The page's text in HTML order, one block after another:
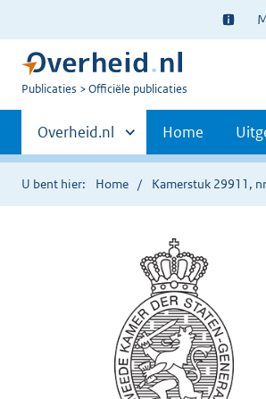
Ter
U
Publicaties Officiële publicaties
Primaire
navigatie
Andere
sites
binnen
Overheid.nl Home
U bent hier: Home Kamerstuk 29911,